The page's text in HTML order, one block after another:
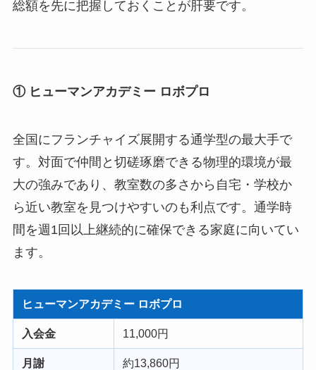
総額を先に把握しておくことが肝要です。
① ヒューマンアカデミー ロボプロ
全国にフランチャイズ展開する通学型の最大手で
す。対面で仲間と切磋琢磨できる物理的環境が最
大の強みであり、教室数の多さから自宅・学校か
ら近い教室を見つけやすいのも利点です。通学時
間を週1回以上継続的に確保できる家庭に向いてい
ます。
ヒューマンアカデミー ロボプロ
入会金 11,000円
月謝 約13,860円